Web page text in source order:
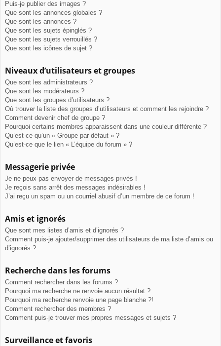
Puis-je publier des images ?
Que sont les annonces globales ?
Que sont les annonces ?
Que sont les sujets épinglés ?
Que sont les sujets verrouillés ?
Que sont les icônes de sujet ?
Niveaux d’utilisateurs et groupes
Que sont les administrateurs ?
Que sont les modérateurs ?
Que sont les groupes d’utilisateurs ?
Où trouver la liste des groupes d’utilisateurs et comment les rejoindre ?
Comment devenir chef de groupe ?
Pourquoi certains membres apparaissent dans une couleur différente ?
Qu’est-ce qu’un « Groupe par défaut » ?
Qu’est-ce que le lien « L’équipe du forum » ?
Messagerie privée
Je ne peux pas envoyer de messages privés !
Je reçois sans arrêt des messages indésirables !
J’ai reçu un spam ou un courriel abusif d’un membre de ce forum !
Amis et ignorés
Que sont mes listes d’amis et d’ignorés ?
Comment puis-je ajouter/supprimer des utilisateurs de ma liste d’amis ou
d’ignorés ?
Recherche dans les forums
Comment rechercher dans les forums ?
Pourquoi ma recherche ne renvoie aucun résultat ?
Pourquoi ma recherche renvoie une page blanche ?!
Comment rechercher des membres ?
Comment puis-je trouver mes propres messages et sujets ?
Surveillance et favoris